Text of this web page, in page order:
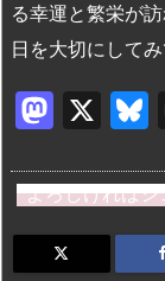
る幸運と繁栄が
日を大切にして
M
st
o
d
X
よろしければ